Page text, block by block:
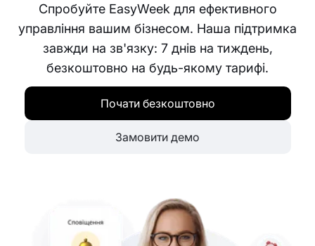
Спробуйте EasyWeek для ефективного
управління вашим бізнесом. Наша підтримка
завжди на зв'язку: 7 днів на тиждень,
безкоштовно на будь-якому тарифі.
Почати безкоштовно
Замовити демо